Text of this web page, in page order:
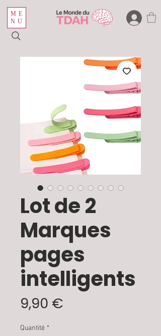
ME
NU
Lot de 2
Marques
pages
intelligents
9,90 €
Quantité *